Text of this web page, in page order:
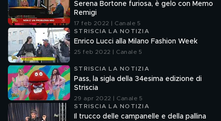
Serena Bortone furiosa, è gelo con Memo
Remigi
17 feb 2022 | Canale 5
STRISCIA LA NOTIZIA
Enrico Lucci alla Milano Fashion Week
25 feb 2022 | Canale 5
STRISCIA LA NOTIZIA
Pass, la sigla della 34esima edizione di
Striscia
29 apr 2022 | Canale 5
STRISCIA LA NOTIZIA
Il trucco delle campanelle e della pallina